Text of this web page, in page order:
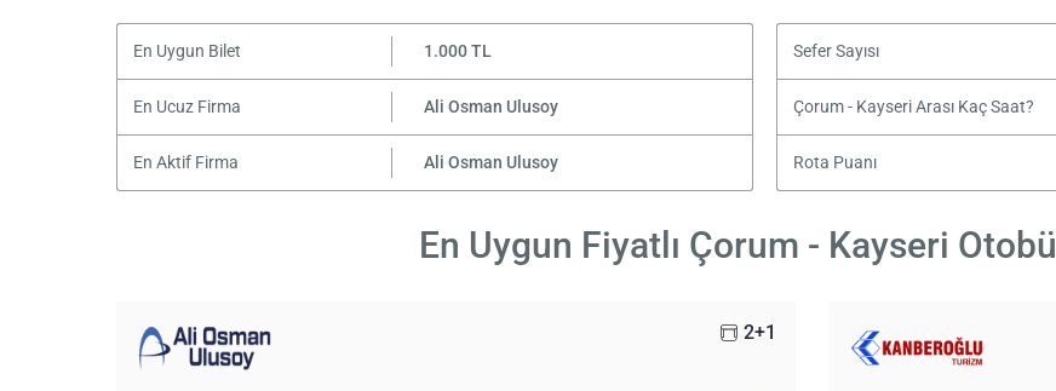
En Uygun Bilet 1.000 TL Sefer Sayısı
En Ucuz Firma Ali Osman Ulusoy Çorum - Kayseri Arası Kaç Saat?
En Aktif Firma Ali Osman Ulusoy Rota Puanı
En Uygun Fiyatlı Çorum - Kayseri
2+1